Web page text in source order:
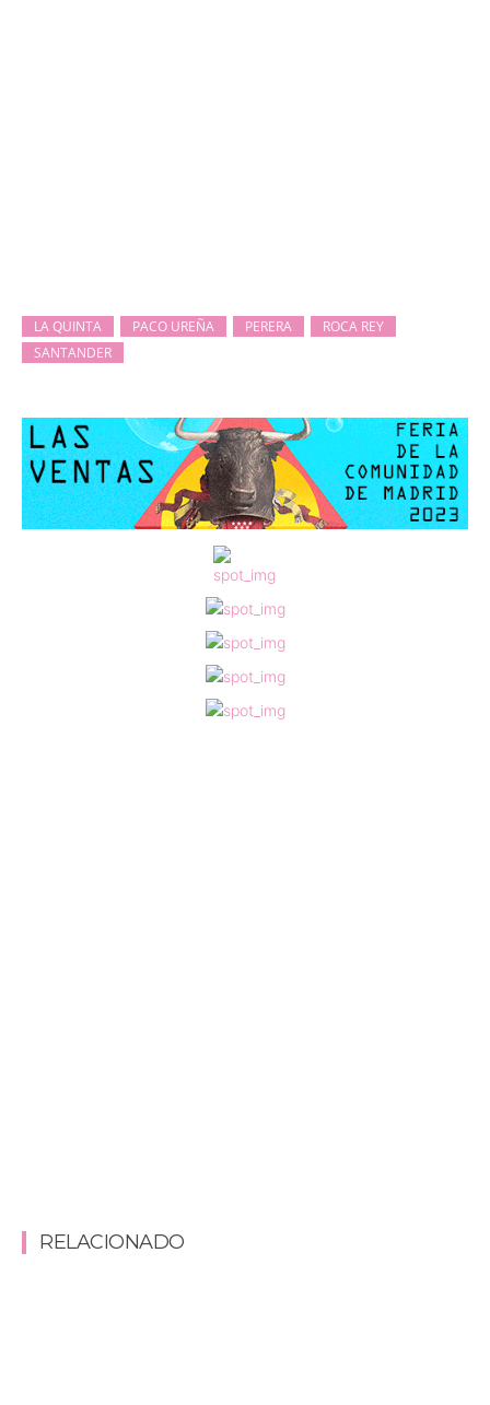
LA QUINTA PACO UREÑA PERERA
ROCA REY
SANTANDER
RELACIONADO